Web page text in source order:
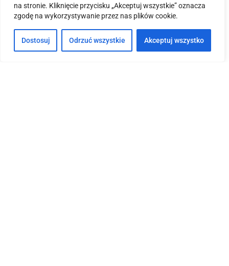
na stronie. Kliknięcie przycisku „Akceptuj wszystkie” oznacza
zgodę na wykorzystywanie przez nas plików cookie.
Dostosuj Odrzuć wszystkie Akceptuj wszystko
Dane kontaktowe:
+48 665 246 969